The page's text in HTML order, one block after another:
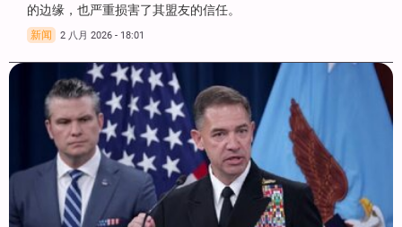
的边缘，也严重损害了其盟友的信任。
新闻 2 八月 2026 - 18:01